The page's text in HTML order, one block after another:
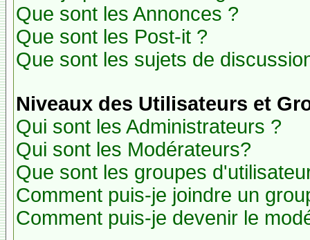
Que sont les Annonces ?
Que sont les Post-it ?
Que sont les sujets de
Niveaux des Utilisateurs et
Qui sont les Administrateurs ?
Qui sont les Modérateurs?
Que sont les groupes
Comment puis-je joindre un
Comment puis-je devenir le